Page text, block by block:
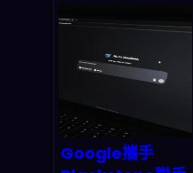
「三餸一湯」智能
菜單讓你不再為吃
飯發愁
Google攜手